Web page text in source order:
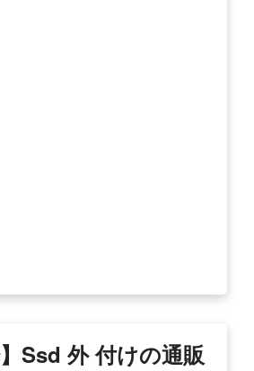
】ssd 外 付けの通販